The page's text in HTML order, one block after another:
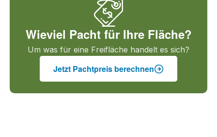
Wieviel Pacht für Ihre Fläche?
Um was für eine Freifläche handelt es sich?
Jetzt Pachtpreis berechnen